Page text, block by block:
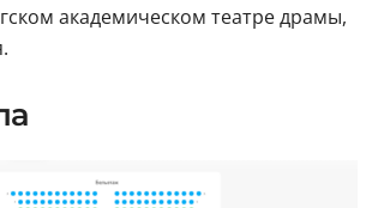
академическом театре драмы,